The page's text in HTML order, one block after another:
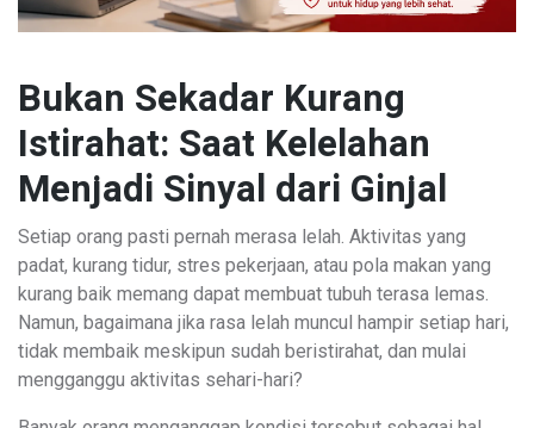
Bukan Sekadar Kurang
Istirahat: Saat Kelelahan
Menjadi Sinyal dari Ginjal
Setiap orang pasti pernah merasa lelah. Aktivitas yang
padat, kurang tidur, stres pekerjaan, atau pola makan yang
kurang baik memang dapat membuat tubuh terasa lemas.
Namun, bagaimana jika rasa lelah muncul hampir setiap hari,
tidak membaik meskipun sudah beristirahat, dan mulai
mengganggu aktivitas sehari-hari?